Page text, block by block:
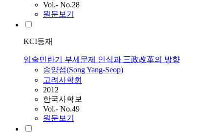
Vol.- No.28
원문보기
KCI등재
임술민란기 부세문제 인식과 三政改革의 방향
송양섭(Song Yang-Seop)
고려사학회
2012
한국사학보
Vol.- No.49
원문보기